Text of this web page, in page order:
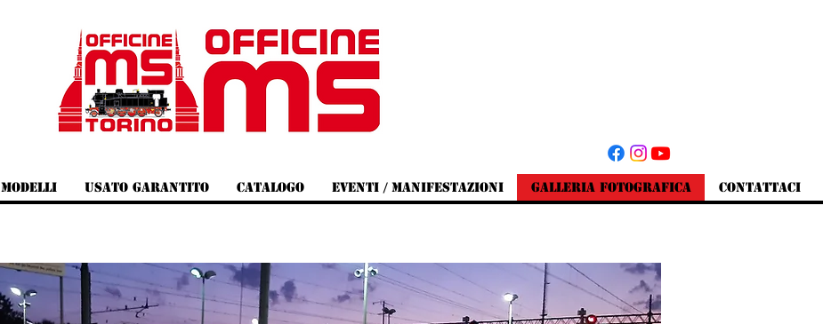
Modelli Usato Garantito Catalogo Eventi / Manifestazioni Galleria fotografica Contattaci